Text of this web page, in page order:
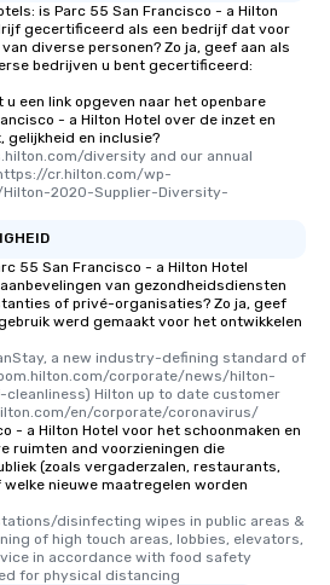
is Parc 55 San Francisco - a Hilton
gecertificeerd als een bedrijf dat voor
diverse personen? Zo ja, geef aan als
bedrijven u bent gecertificeerd:
een link opgeven naar het openbare
- a Hilton Hotel over de inzet en
en inclusie?
diversity and our annual
cr.hilton.com/wp-
2020-Supplier-Diversity-
55 San Francisco - a Hilton Hotel
van gezondheidsdiensten
of privé-organisaties? Zo ja, geef
werd gemaakt voor het ontwikkelen
a new industry-defining standard of
corporate/news/hilton-
Hilton up to date customer
en/corporate/coronavirus/
- a Hilton Hotel voor het schoonmaken en
ruimten and voorzieningen die
(zoals vergaderzalen, restaurants,
welke nieuwe maatregelen worden
disinfecting wipes in public areas &
of high touch areas, lobbies, elevators,
in accordance with food safety
for physical distancing